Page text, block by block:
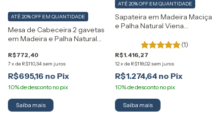
Mesa de Cabeceira 2 gavetas
em Madeira e Palha Natural
R$772,40
7x de R$110,34 sem juros
ATÉ 20% OFF EM QUANTIDADE
R$695,16
Sapateira em Madeira Maciça
e Palha Natural Viena
(1)
R$1.416,27
12x de R$118,02 sem juros
ATÉ 20% OFF EM QUANTIDADE
R$1.274,64
Saiba mais